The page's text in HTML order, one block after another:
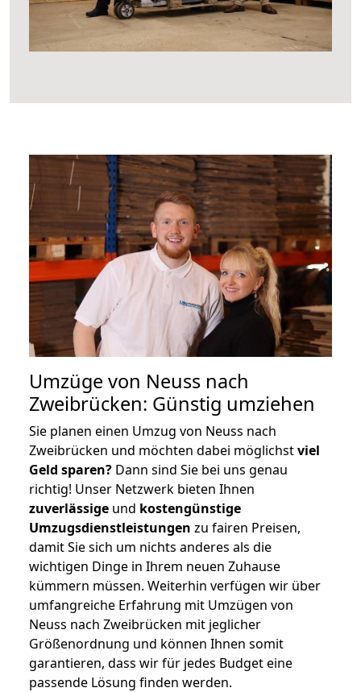
Umzüge von Neuss nach
Zweibrücken: Günstig umziehen
Sie planen einen Umzug von Neuss nach
Zweibrücken und möchten dabei möglichstviel
Geld sparen? Dann sind Sie bei uns genau
richtig! Unser Netzwerk bieten Ihnen
zuverlässige und kostengünstige
Umzugsdienstleistungen zu fairen Preisen,
damit Sie sich um nichts anderes als die
wichtigen Dinge in Ihrem neuen Zuhause
kümmern müssen. Weiterhin verfügen wir über
umfangreiche Erfahrung mit Umzügen von
Neuss nach Zweibrücken mit jeglicher
Größenordnung und können Ihnen somit
garantieren, dass wir für jedes Budget eine
passende Lösung finden werden.